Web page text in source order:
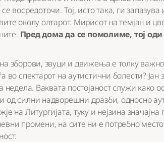
восредоточи. Тој, исто така, ги
околу олтарот. Мирисот на темјан и
Пред дома да се помолиме, тој
зборови, звуци и движења е толку важно
во спектарот на аутистични болести?
недела. Ваквата постојаност служи
од силни надворешни дразби, односно
на Литургијата, туку и нејзина
промени, на сите ни е потребно